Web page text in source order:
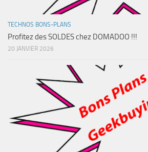
TECHNOS BONS-PLANS
Profitez des SOLDES chez DOMADOO !!!
20 JANVIER 2026